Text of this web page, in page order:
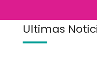
Últimas